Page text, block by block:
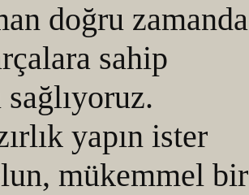
doğru zamanda
sahip
sağlıyoruz.
yapın ister
mükemmel bir